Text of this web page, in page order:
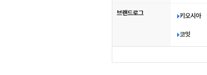
브랜드로그 키오시아
코잇